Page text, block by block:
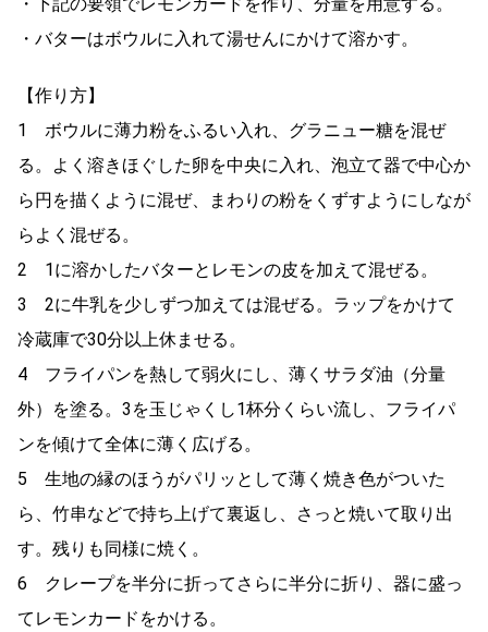
・バターはボウルに入れて湯せんにかけて溶かす。
【作り方】
1 ボウルに薄力粉をふるい入れ、グラニュー糖を混ぜ
る。よく溶きほぐした卵を中央に入れ、泡立て器で中心か
ら円を描くように混ぜ、まわりの粉をくずすようにしなが
らよく混ぜる。
2 1に溶かしたバターとレモンの皮を加えて混ぜる。
3 2に牛乳を少しずつ加えては混ぜる。ラップをかけて
冷蔵庫で30分以上休ませる。
4 フライパンを熱して弱火にし、薄くサラダ油（分量
外）を塗る。3を玉じゃくし1杯分くらい流し、フライパ
ンを傾けて全体に薄く広げる。
5 生地の縁のほうがパリッとして薄く焼き色がついた
ら、竹串などで持ち上げて裏返し、さっと焼いて取り出
す。残りも同様に焼く。
6 クレープを半分に折ってさらに半分に折り、器に盛っ
てレモンカードをかける。